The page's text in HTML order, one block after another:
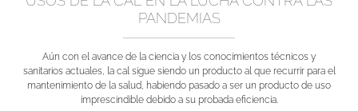
PANDEMIAS
Aún con el avance de la ciencia y los conocimientos técnicos y
sanitarios actuales, la cal sigue siendo un producto al que recurrir para el
mantenimiento de la salud, habiendo pasado a ser un producto de uso
imprescindible debido a su probada eficiencia.